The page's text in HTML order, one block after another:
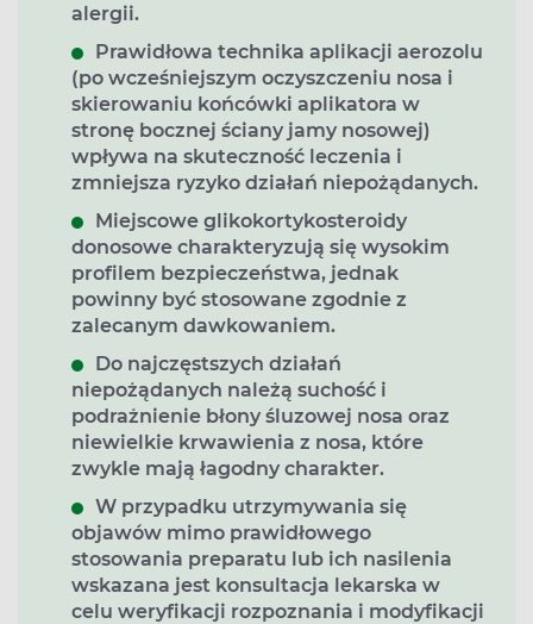
alergii.
Prawidłowa technika aplikacji aerozolu
(po wcześniejszym oczyszczeniu nosa i
skierowaniu końcówki aplikatora w
stronę bocznej ściany jamy nosowej)
wpływa na skuteczność leczenia i
zmniejsza ryzyko działań niepożądanych.
Miejscowe glikokortykosteroidy
donosowe charakteryzują się wysokim
profilem bezpieczeństwa, jednak
powinny być stosowane zgodnie z
zalecanym dawkowaniem.
Do najczęstszych działań
niepożądanych należą suchość i
podrażnienie błony śluzowej nosa oraz
niewielkie krwawienia z nosa, które
zwykle mają łagodny charakter.
W przypadku utrzymywania się
objawów mimo prawidłowego
stosowania preparatu lub ich nasilenia
wskazana jest konsultacja lekarska w
celu weryfikacji rozpoznania i modyfikacji